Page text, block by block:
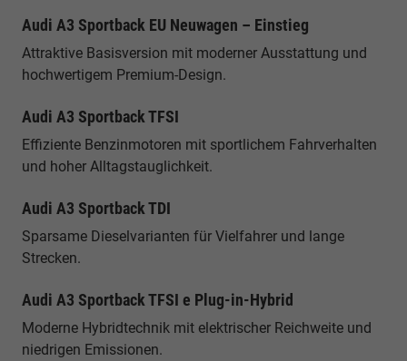
Audi A3 Sportback EU Neuwagen – Einstieg
Attraktive Basisversion mit moderner Ausstattung und
hochwertigem Premium-Design.
Audi A3 Sportback TFSI
Effiziente Benzinmotoren mit sportlichem Fahrverhalten
und hoher Alltagstauglichkeit.
Audi A3 Sportback TDI
Sparsame Dieselvarianten für Vielfahrer und lange
Strecken.
Audi A3 Sportback TFSI e Plug-in-Hybrid
Moderne Hybridtechnik mit elektrischer Reichweite und
niedrigen Emissionen.